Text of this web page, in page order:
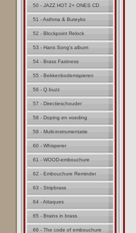
50 - JAZZ HOT 2+ ONES CD
51 - Asthma & Buteyko
52 - Blockpoint Relock
53 - Hans Song's album
54 - Brass Fastness
55 - Bekkenbodemspieren
56 - Q buzz
57 - Directieschouder
58 - Doping en voeding
59 - Multi-instrumentatie
60 - Whisperer
61 - WOOD-embouchure
62 - Embouchure Reminder
63 - Stripbrass
64 - Attaques
65 - Brains in brass
66 - The code of embouchure